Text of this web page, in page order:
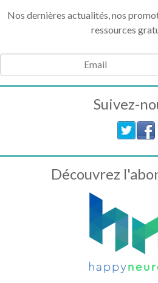
Nos dernières actualités, nos
ressources
Suivez-
Découvrez